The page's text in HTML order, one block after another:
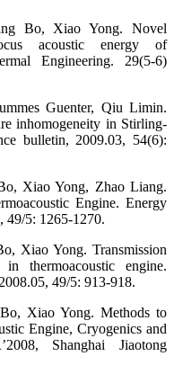
Bo, Xiao Yong. Novel
acoustic energy of
Engineering. 29(5-6)
Guenter, Qiu Limin.
inhomogeneity in Stirling-
bulletin, 2009.03, 54(6):
Xiao Yong, Zhao Liang.
Engine. Energy
49/5: 1265-1270.
Xiao Yong. Transmission
thermoacoustic engine.
49/5: 913-918.
Xiao Yong. Methods to
Engine, Cryogenics and
Shanghai Jiaotong